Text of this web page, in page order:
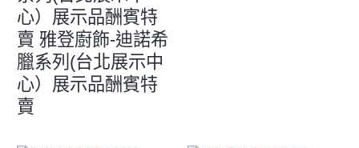
心）展示品酬賓特
賣 雅登廚飾-迪諾希
臘系列(台北展示中
心）展示品酬賓特
賣